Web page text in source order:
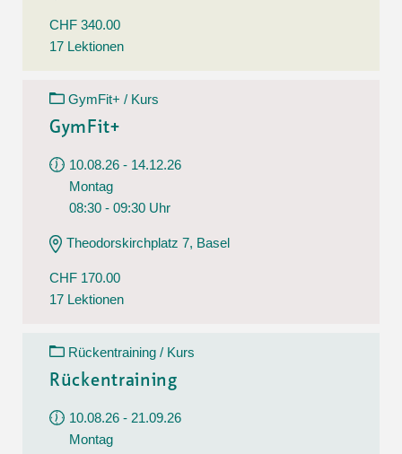
CHF 340.00
17 Lektionen
GymFit+ / Kurs
GymFit+
10.08.26 - 14.12.26
Montag
08:30 - 09:30 Uhr
Theodorskirchplatz 7, Basel
CHF 170.00
17 Lektionen
Rückentraining / Kurs
Rückentraining
10.08.26 - 21.09.26
Montag